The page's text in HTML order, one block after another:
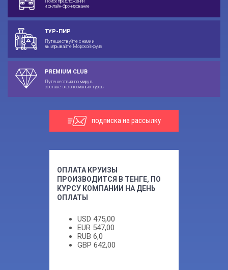
и онлайн-бронирование
ТУР-ПИР
Путешествуйте с нами и
выигрывайте Морской круиз
PREMIUM CLUB
Путешествия по миру в
составе эксклюзивных туров
подписка на рассылку
ОПЛАТА КРУИЗЫ
ПРОИЗВОДИТСЯ В ТЕНГЕ, ПО
КУРСУ КОМПАНИИ НА ДЕНЬ
ОПЛАТЫ
USD 475,00
EUR 547,00
RUB 6,0
GBP 642,00